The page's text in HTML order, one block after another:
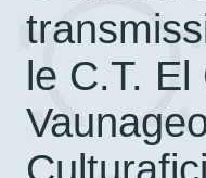
le C.T.